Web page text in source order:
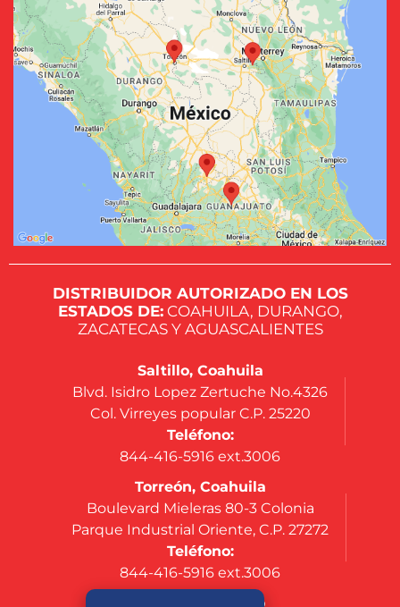
DISTRIBUIDOR AUTORIZADO EN LOS
ESTADOS DE:COAHUILA, DURANGO,
ZACATECAS Y AGUASCALIENTES
Saltillo, Coahuila
Blvd. Isidro Lopez Zertuche No.4326
Col. Virreyes popular C.P. 25220
Teléfono:
844-416-5916 ext.3006
Torreón, Coahuila
Boulevard Mieleras 80-3 Colonia
Parque Industrial Oriente, C.P. 27272
Teléfono:
844-416-5916 ext.3006
Silao, Guanajuato